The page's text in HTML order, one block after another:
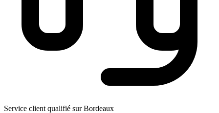
Service client qualifié sur Bordeaux